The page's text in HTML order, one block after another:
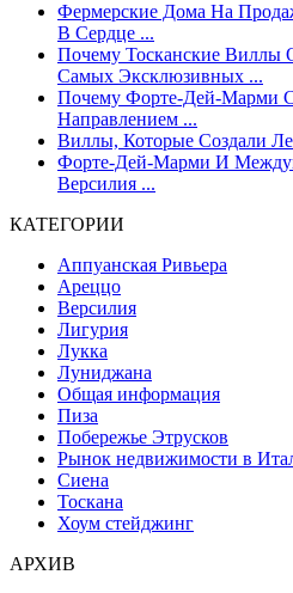
Фермерские Дома На
В Сердце ...
Почему Тосканские Виллы
Самых Эксклюзивных ...
Почему Форте-Дей-Марми
Направлением ...
Виллы, Которые Создали
Форте-Дей-Марми И
Версилия ...
КАТЕГОРИИ
Аппуанская Ривьера
Ареццо
Версилия
Лигурия
Лукка
Луниджана
Общая информация
Пиза
Побережье Этрусков
Рынок недвижимости в
Сиена
Тоскана
Хоум стейджинг
АРХИВ